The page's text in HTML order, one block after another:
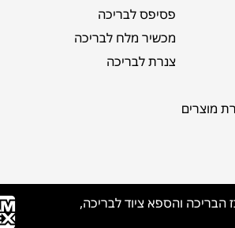
מוצרים
פסיפס לבריכה
מכשיר מלח לבריכה
צנרת לבריכה
הבריכה והספא ציוד לבריכה,